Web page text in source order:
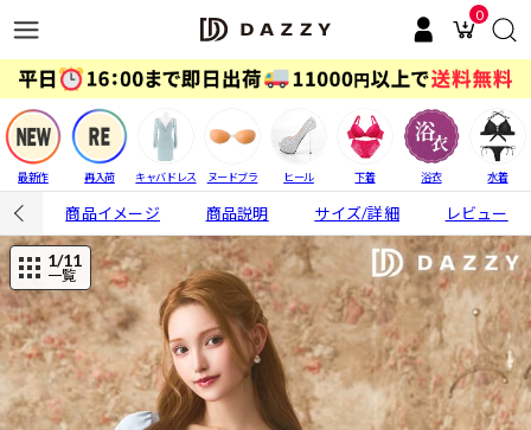
0
最新作 再入荷 キャバドレス ヌードブラ ヒール 下着 浴衣 水着
商品イメージ 商品説明 サイズ/詳細 レビュー
1/11
一覧